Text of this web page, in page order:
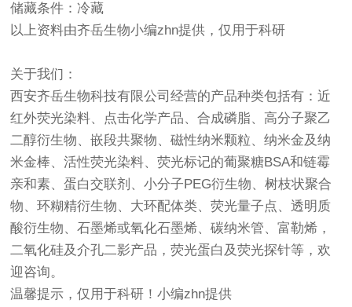
储藏条件：冷藏
以上资料由齐岳生物小编zhn提供，仅用于科研
关于我们：
西安齐岳生物科技有限公司经营的产品种类包括有：近
红外荧光染料、点击化学产品、合成磷脂、高分子聚乙
二醇衍生物、嵌段共聚物、磁性纳米颗粒、纳米金及纳
米金棒、活性荧光染料、荧光标记的葡聚糖BSA和链霉
亲和素、蛋白交联剂、小分子PEG衍生物、树枝状聚合
物、环糊精衍生物、大环配体类、荧光量子点、透明质
酸衍生物、石墨烯或氧化石墨烯、碳纳米管、富勒烯，
二氧化硅及介孔二影产品，荧光蛋白及荧光探针等，欢
迎咨询。
温馨提示，仅用于科研！小编zhn提供